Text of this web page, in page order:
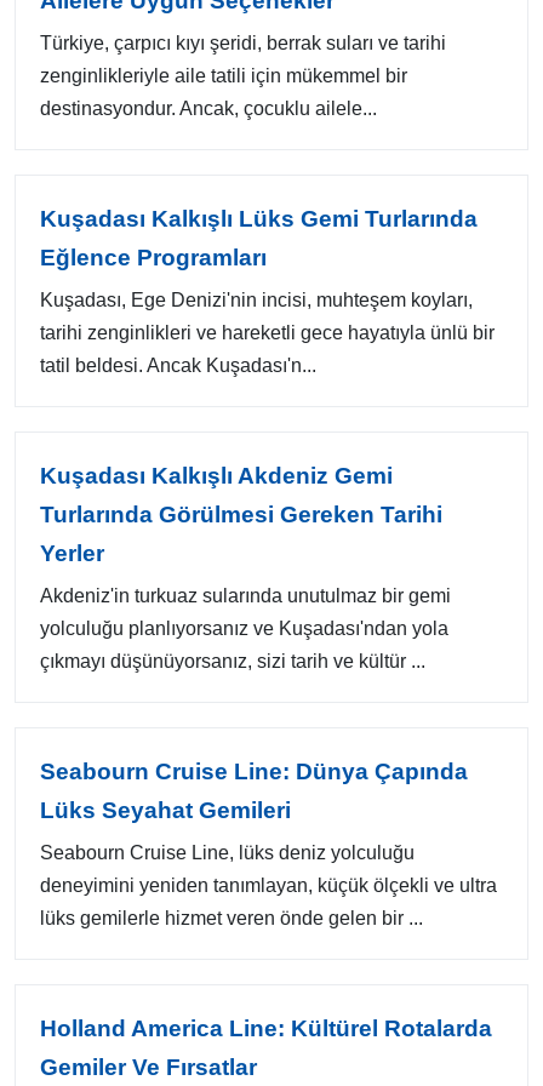
Türkiye, çarpıcı kıyı şeridi, berrak suları ve tarihi
zenginlikleriyle aile tatili için mükemmel bir
destinasyondur. Ancak, çocuklu ailele...
Kuşadası Kalkışlı Lüks Gemi Turlarında
Eğlence Programları
Kuşadası, Ege Denizi'nin incisi, muhteşem koyları,
tarihi zenginlikleri ve hareketli gece hayatıyla ünlü bir
tatil beldesi. Ancak Kuşadası'n...
Kuşadası Kalkışlı Akdeniz Gemi
Turlarında Görülmesi Gereken Tarihi
Yerler
Akdeniz'in turkuaz sularında unutulmaz bir gemi
yolculuğu planlıyorsanız ve Kuşadası'ndan yola
çıkmayı düşünüyorsanız, sizi tarih ve kültür ...
Seabourn Cruise Line: Dünya Çapında
Lüks Seyahat Gemileri
Seabourn Cruise Line, lüks deniz yolculuğu
deneyimini yeniden tanımlayan, küçük ölçekli ve ultra
lüks gemilerle hizmet veren önde gelen bir ...
Holland America Line: Kültürel Rotalarda
Gemiler Ve Fırsatlar